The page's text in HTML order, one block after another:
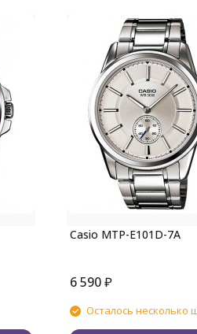
Casio MTP-E101D-7A
6 590₽
Осталось несколько